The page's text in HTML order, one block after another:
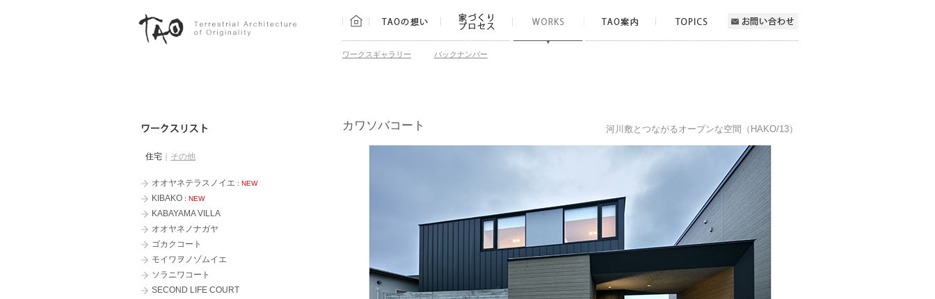
ワークスギャラリー バックナンバー
住宅 その他
オオヤネテラスノイエ : NEW
KIBAKO : NEW
KABAYAMA VILLA
オオヤネノナガヤ
ゴカクコート
モイワヲノゾムイエ
ソラニワコート
SECOND LIFE COURT
HONDA AUTO RENT A CAR OFFICE
KUMABAN KOBA
カワソバコート 河川敷とつながるオープンな空間（HAKO/13）